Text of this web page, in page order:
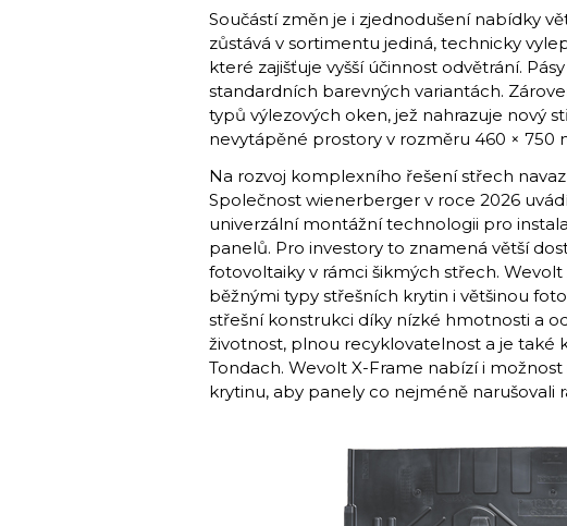
Součástí změn je i zjednodušení nabídky
zůstává v sortimentu jediná, technicky
které zajišťuje vyšší účinnost odvětrání.
standardních barevných variantách.
typů výlezových oken, jež nahrazuje nový
nevytápěné prostory v rozměru 460 × 750
Na rozvoj komplexního řešení střech
Společnost wienerberger v roce 2026
univerzální montážní technologii pro
panelů. Pro investory to znamená větší
fotovoltaiky v rámci šikmých střech.
běžnými typy střešních krytin i většinou
střešní konstrukci díky nízké hmotnosti a
životnost, plnou recyklovatelnost a je také
Tondach. Wevolt X-Frame nabízí i
krytinu, aby panely co nejméně narušovali